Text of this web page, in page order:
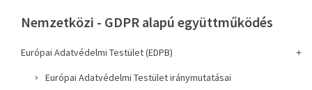
Nemzetközi - GDPR alapú együttműködés
Európai Adatvédelmi Testület (EDPB)
Európai Adatvédelmi Testület iránymutatásai